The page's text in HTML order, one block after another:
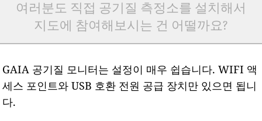
여러분도 직접 공기질 측정소를 설치해서
지도에 참여해보시는 건 어떨까요?
GAIA 공기질 모니터는 설정이 매우 쉽습니다. WIFI 액
세스 포인트와 USB 호환 전원 공급 장치만 있으면 됩니
다.